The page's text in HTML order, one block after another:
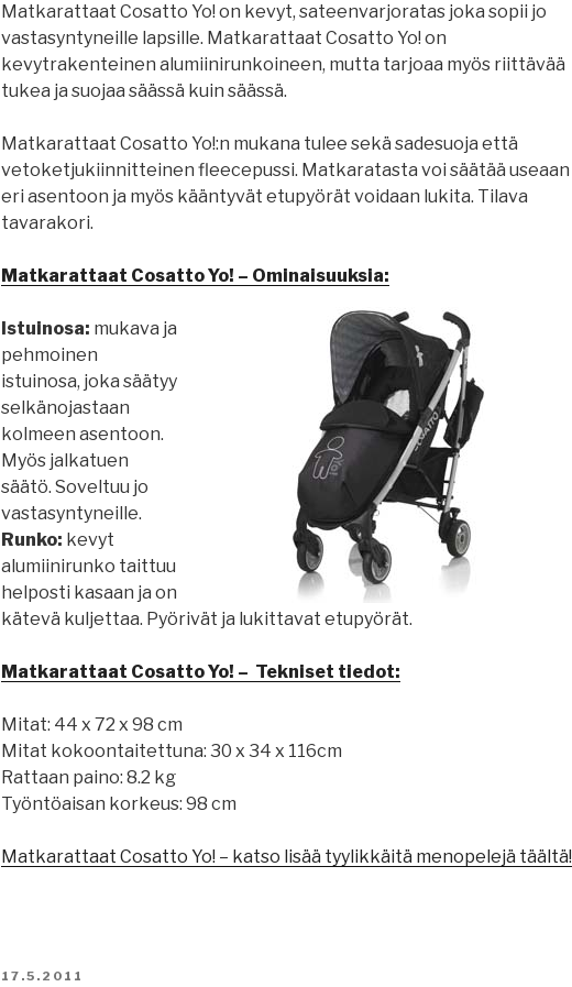
Matkarattaat Cosatto Yo! on kevyt, sateenvarjoratas joka sopii jo
vastasyntyneille lapsille. Matkarattaat Cosatto Yo! on
kevytrakenteinen alumiinirunkoineen, mutta tarjoaa myös riittävää
tukea ja suojaa säässä kuin säässä.
Matkarattaat Cosatto Yo!:n mukana tulee sekä sadesuoja että
vetoketjukiinnitteinen fleecepussi. Matkaratasta voi säätää useaan
eri asentoon ja myös kääntyvät etupyörät voidaan lukita. Tilava
tavarakori.
Matkarattaat Cosatto Yo! – Ominaisuuksia:
Istuinosa: mukava ja
pehmoinen
istuinosa, joka säätyy
selkänojastaan
kolmeen asentoon.
Myös jalkatuen
säätö. Soveltuu jo
vastasyntyneille.
Runko: kevyt
alumiinirunko taittuu
helposti kasaan ja on
kätevä kuljettaa. Pyörivät ja lukittavat etupyörät.
Matkarattaat Cosatto Yo! – Tekniset tiedot:
Mitat: 44 x 72 x 98 cm
Mitat kokoontaitettuna: 30 x 34 x 116cm
Rattaan paino: 8.2 kg
Työntöaisan korkeus: 98 cm
Matkarattaat Cosatto Yo! – katso lisää tyylikkäitä menopelejä täältä!
JULKAISTU
17.5.2011